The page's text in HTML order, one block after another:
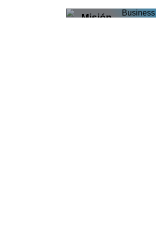
Misión